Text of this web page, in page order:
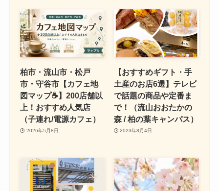
柏市・流山市・松戸
市・守谷市【カフェ地
図マップ☕️】200店舗以
上！おすすめ人気店
（子連れ/電源カフェ）
2026年5月8日
【おすすめギフト・手
土産のお店6選】テレビ
で話題の商品や定番ま
で！（流山おおたかの
森 / 柏の葉キャンパス）
2023年8月4日